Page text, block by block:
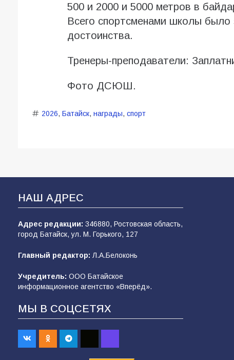
500 и 2000 и 5000 метров в
Всего спортсменами школы было
достоинства.
Тренеры-преподаватели:
Фото ДСЮШ.
2026, Батайск, награды, спорт
НАШ АДРЕС
Адрес редакции: 346880, Ростовская область,
город Батайск, ул. М. Горького, 127
Главный редактор: Л.А.Белоконь
Учредитель: ООО Батайское
информационное агентство «Вперёд».
МЫ В СОЦСЕТЯХ